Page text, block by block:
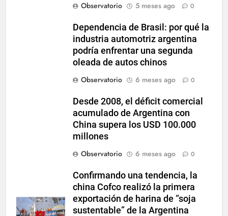
Observatorio
5 meses ago 0
Dependencia de Brasil: por qué la
industria automotriz argentina
podría enfrentar una segunda
oleada de autos chinos
Observatorio
6 meses ago 0
Desde 2008, el déficit comercial
acumulado de Argentina con
China supera los USD 100.000
millones
Observatorio
6 meses ago 0
Confirmando una tendencia, la
china Cofco realizó la primera
exportación de harina de “soja
sustentable” de la Argentina